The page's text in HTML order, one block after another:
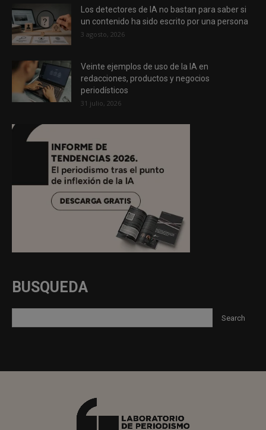
Los detectores de IA no bastan para saber si
un contenido ha sido escrito por una persona
3 agosto, 2026
Veinte ejemplos de uso de la IA en
redacciones, productos y negocios
periodísticos
31 julio, 2026
BUSQUEDA